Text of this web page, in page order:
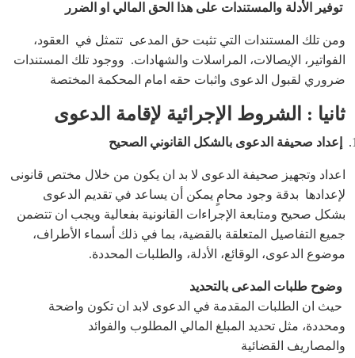
توفير الأدلة والمستندات على هذا الحق المالي او الضرر
ومن تلك المستندات التي تثبت حق المدعى تتمثل في العقود،
الفواتير، الإيصالات، المراسلات والشهادات. ووجود تلك المستندات
ضروري لقبول الدعوى واثبات حقه امام المحكمة المختصة
ثانيا : الشروط الإجرائية لإقامة الدعوى
إعداد صحيفة الدعوى بالشكل القانوني الصحيح
اعداد وتجهيز صحيفة الدعوى لا بد ان يكون من خلال مختص قانونى
لإعدادها بدقة وجود محامٍ يمكن أن يساعد في تقديم الدعوى
بشكل صحيح ومتابعة الإجراءات القانونية بفعالية ويجب ان تتضمن
جميع التفاصيل المتعلقة بالقضية، بما في ذلك أسماء الأطراف،
موضوع الدعوى، الوقائع، الأدلة، والطلبات المحددة.
وضوح طلبات المدعى بالتحديد
حيث ان الطلبات المقدمة في الدعوى لابد ان تكون واضحة
ومحددة، مثل تحديد المبلغ المالي المطلوب والفوائد
والمصاريف القضائية